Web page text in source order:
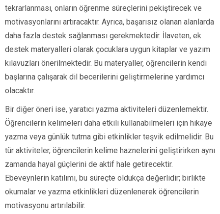
tekrarlanması, onların öğrenme süreçlerini pekiştirecek ve
motivasyonlarını artıracaktır. Ayrıca, başarısız olanan alanlarda
daha fazla destek sağlanması gerekmektedir. İlaveten, ek
destek materyalleri olarak çocuklara uygun kitaplar ve yazım
kılavuzları önerilmektedir. Bu materyaller, öğrencilerin kendi
başlarına çalışarak dil becerilerini geliştirmelerine yardımcı
olacaktır.
Bir diğer öneri ise, yaratıcı yazma aktiviteleri düzenlemektir.
Öğrencilerin kelimeleri daha etkili kullanabilmeleri için hikaye
yazma veya günlük tutma gibi etkinlikler teşvik edilmelidir. Bu
tür aktiviteler, öğrencilerin kelime haznelerini geliştirirken aynı
zamanda hayal güçlerini de aktif hale getirecektir.
Ebeveynlerin katılımı, bu süreçte oldukça değerlidir; birlikte
okumalar ve yazma etkinlikleri düzenlenerek öğrencilerin
motivasyonu artırılabilir.